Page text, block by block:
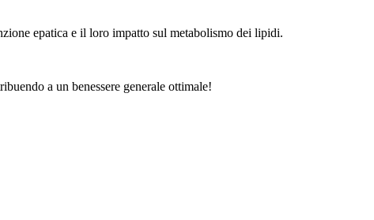
epatica e il loro impatto sul metabolismo dei lipidi.
a un benessere generale ottimale!